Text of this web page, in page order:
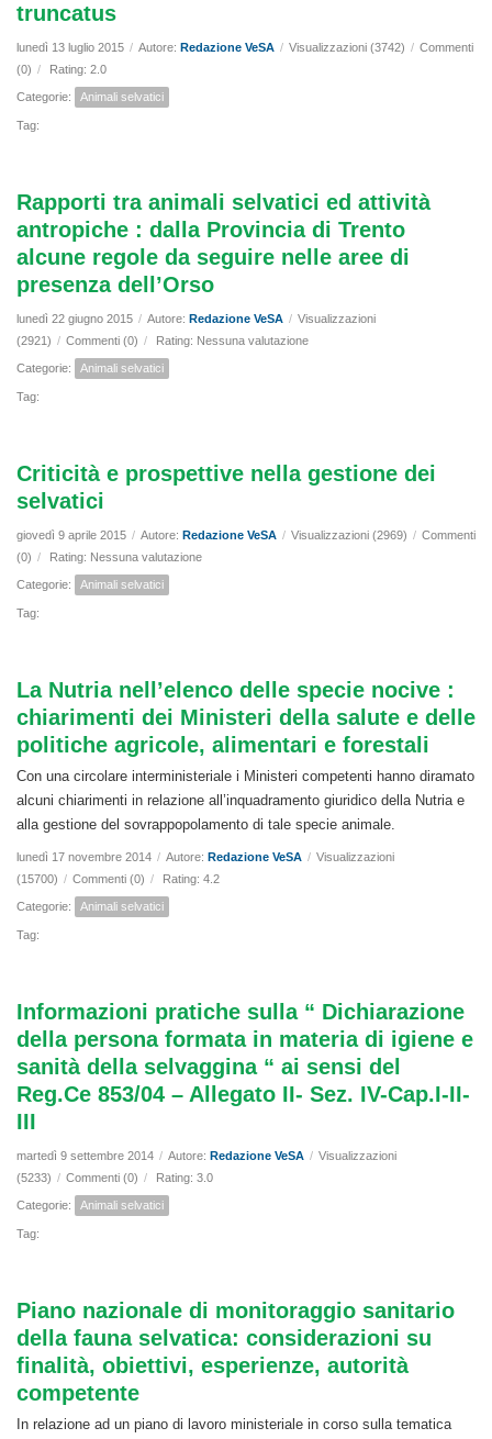
truncatus
lunedì 13 luglio 2015 / Autore: Redazione VeSA / Visualizzazioni (3742) / Commenti
(0) / Rating: 2.0
Categorie: Animali selvatici
Tag:
Rapporti tra animali selvatici ed attività
antropiche : dalla Provincia di Trento
alcune regole da seguire nelle aree di
presenza dell’Orso
lunedì 22 giugno 2015 / Autore: Redazione VeSA / Visualizzazioni
(2921) / Commenti (0) / Rating: Nessuna valutazione
Categorie: Animali selvatici
Tag:
Criticità e prospettive nella gestione dei
selvatici
giovedì 9 aprile 2015 / Autore: Redazione VeSA / Visualizzazioni (2969) / Commenti
(0) / Rating: Nessuna valutazione
Categorie: Animali selvatici
Tag:
La Nutria nell’elenco delle specie nocive :
chiarimenti dei Ministeri della salute e delle
politiche agricole, alimentari e forestali
Con una circolare interministeriale i Ministeri competenti hanno diramato
alcuni chiarimenti in relazione all’inquadramento giuridico della Nutria e
alla gestione del sovrappopolamento di tale specie animale.
lunedì 17 novembre 2014 / Autore: Redazione VeSA / Visualizzazioni
(15700) / Commenti (0) / Rating: 4.2
Categorie: Animali selvatici
Tag:
Informazioni pratiche sulla “ Dichiarazione
della persona formata in materia di igiene e
sanità della selvaggina “ ai sensi del
Reg.Ce 853/04 – Allegato II- Sez. IV-Cap.I-II-
III
martedì 9 settembre 2014 / Autore: Redazione VeSA / Visualizzazioni
(5233) / Commenti (0) / Rating: 3.0
Categorie: Animali selvatici
Tag:
Piano nazionale di monitoraggio sanitario
della fauna selvatica: considerazioni su
finalità, obiettivi, esperienze, autorità
competente
In relazione ad un piano di lavoro ministeriale in corso sulla tematica